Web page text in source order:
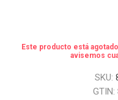
Este producto está
avisemos
SKU:
GTIN: